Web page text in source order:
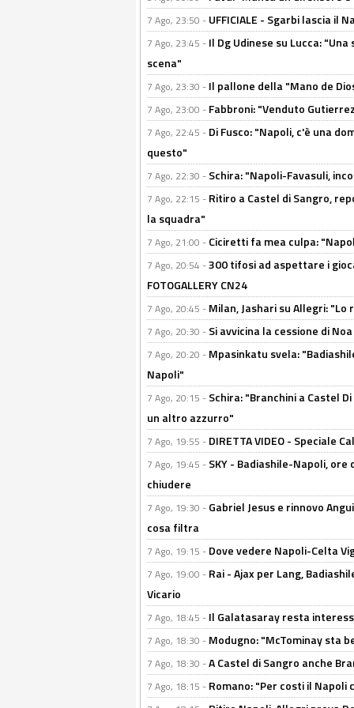
7 Ago, 23:50 - UFFICIALE - Sgarbi lascia il
7 Ago, 23:45 - Il Dg Udinese su Lucca:
scena"
7 Ago, 23:30 - Il pallone della "Mano de
7 Ago, 23:00 - Fabbroni: "Venduto
7 Ago, 22:45 - Di Fusco: "Napoli, c'è una
questo"
7 Ago, 22:30 - Schira: "Napoli-Favasuli,
7 Ago, 22:15 - Ritiro a Castel di Sangro,
la squadra"
7 Ago, 21:00 - Ciciretti fa mea culpa:
7 Ago, 20:54 -300 tifosi ad aspettare i
FOTOGALLERY CN24
7 Ago, 20:45 - Milan, Jashari su Allegri:
7 Ago, 20:30 - Si avvicina la cessione di
7 Ago, 20:20 - Mpasinkatu svela:
Napoli"
7 Ago, 20:15 - Schira: "Branchini a Castel
un altro azzurro"
7 Ago, 19:55 - DIRETTA VIDEO - Speciale
7 Ago, 19:45 - SKY - Badiashile-Napoli,
chiudere
7 Ago, 19:30 - Gabriel Jesus e rinnovo
cosa filtra
7 Ago, 19:15 - Dove vedere Napoli-Celta
7 Ago, 19:00 - Rai - Ajax per Lang,
Vicario
7 Ago, 18:45 - Il Galatasaray resta
7 Ago, 18:30 - Modugno: "McTominay sta
7 Ago, 18:30 -A Castel di Sangro anche
7 Ago, 18:15 - Romano: "Per costi il